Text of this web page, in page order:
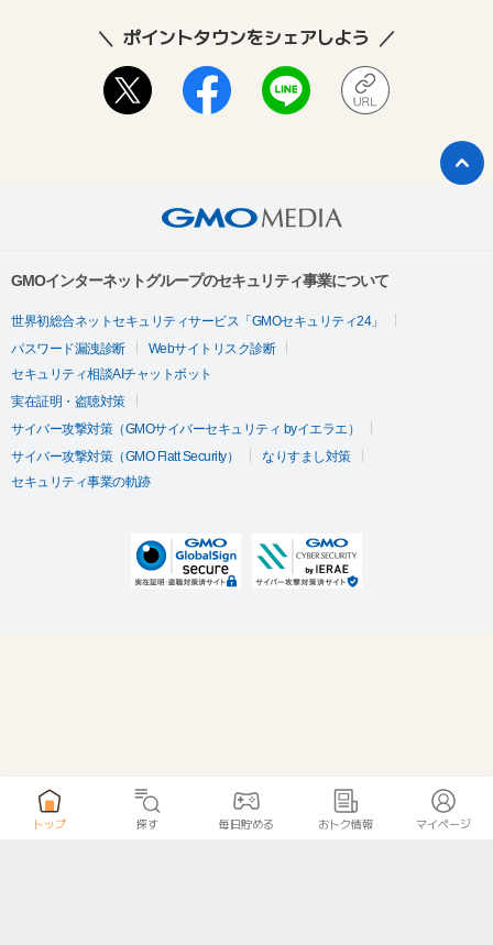
ポイントタウンをシェアしよう
GMOインターネットグループのセキュリティ事業について
世界初総合ネットセキュリティサービス「GMOセキュリティ24」
パスワード漏洩診断
Webサイトリスク診断
セキュリティ相談AIチャットボット
実在証明・盗聴対策
サイバー攻撃対策（GMOサイバーセキュリティ byイエラエ）
サイバー攻撃対策（GMO Flatt Security）
なりすまし対策
セキュリティ事業の軌跡
トップ 探す 毎日貯める おトク情報 マイページ